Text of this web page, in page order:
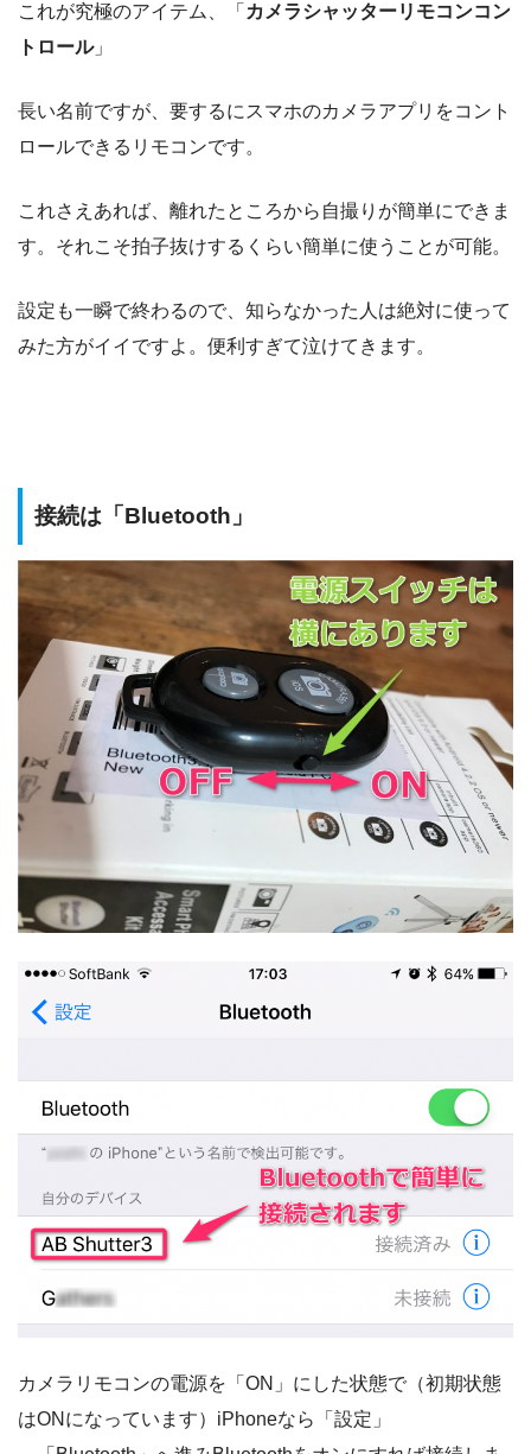
これが究極のアイテム、「 カメラシャッターリモコンコン
トロール」
長い名前ですが、要するにスマホのカメラアプリをコント
ロールできるリモコンです。
これさえあれば、離れたところから自撮りが簡単にできま
す。それこそ拍子抜けするくらい簡単に使うことが可能。
設定も一瞬で終わるので、知らなかった人は絶対に使って
みた方がイイですよ。便利すぎて泣けてきます。
接続は「Bluetooth」
カメラリモコンの電源を「ON」にした状態で（初期状態
はONになっています）iPhoneなら「設定」